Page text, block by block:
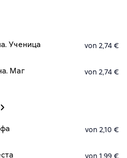
Ученица von 2,74 €
Маг von 2,74 €
von 2,10 €
von 1,99 €